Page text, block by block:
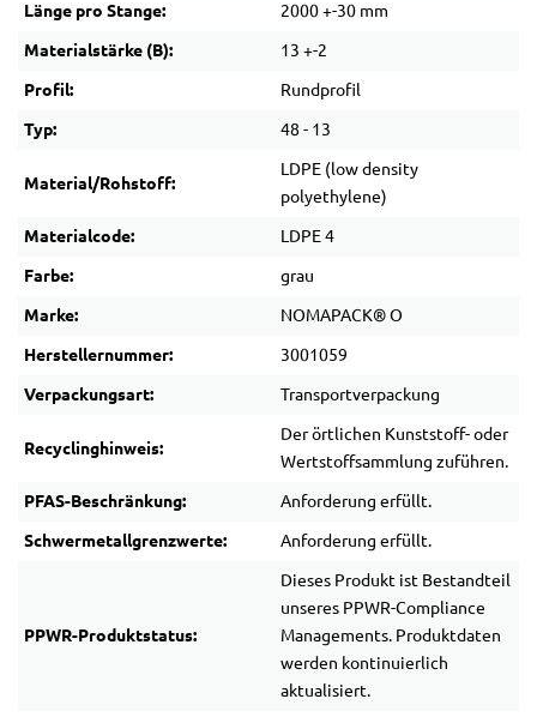
Länge pro Stange: 2000 +-30 mm
Materialstärke (B): 13 +-2
Profil: Rundprofil
Typ: 48 - 13
Material/Rohstoff:
LDPE (low density
polyethylene)
Materialcode: LDPE 4
Farbe: grau
Marke: NOMAPACK® O
Herstellernummer: 3001059
Verpackungsart: Transportverpackung
Recyclinghinweis:
Der örtlichen Kunststoff- oder
Wertstoffsammlung zuführen.
PFAS-Beschränkung: Anforderung erfüllt.
Schwermetallgrenzwerte: Anforderung erfüllt.
PPWR-Produktstatus:
Dieses Produkt ist Bestandteil
unseres PPWR-Compliance
Managements. Produktdaten
werden kontinuierlich
aktualisiert.